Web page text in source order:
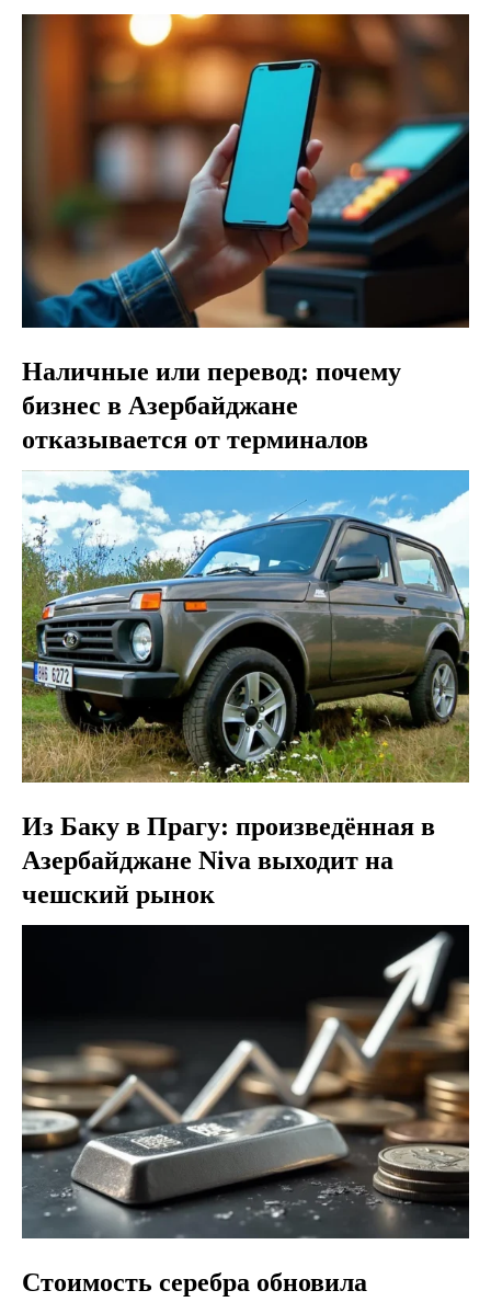
Наличные или перевод: почему
бизнес в Азербайджане
отказывается от терминалов
Из Баку в Прагу: произведённая в
Азербайджане Niva выходит на
чешский рынок
Стоимость серебра обновила